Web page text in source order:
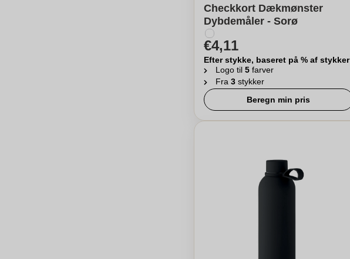
Checkkort Dækmønster
Dybdemåler - Sorø
€4,11
Efter stykke, baseret på % af stykker
Logo til 5 farver
Fra 3 stykker
Beregn min pris